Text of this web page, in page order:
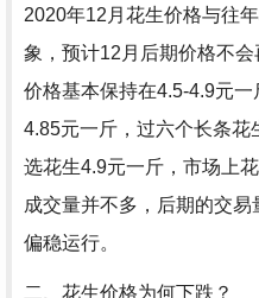
2020年12月花生价格与往
象，预计12月后期价格不
价格基本保持在4.5-4.9元
4.85元一斤，过六个长条
选花生4.9元一斤，市场上
成交量并不多，后期的交
偏稳运行。
二、花生价格为何下跌？